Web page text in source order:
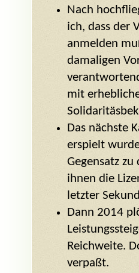
Nach
ich, dass der
anmelden
damaligen
mit
Das nächste
erspielt
Gegensatz
ihnen die
letzter
Dann 2014
Reichweite.
verpaßt.